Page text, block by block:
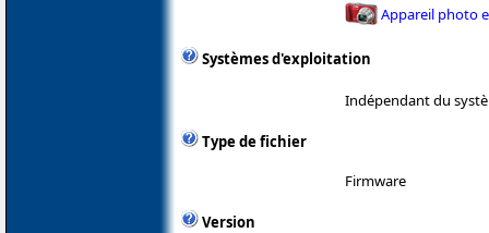
Appareil photo
Systèmes d'exploitation
Indépendant du
Type de fichier
Firmware
Version